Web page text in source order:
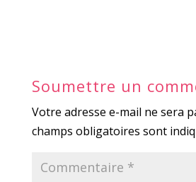
Soumettre un
Votre adresse e-mail ne sera
champs obligatoires sont